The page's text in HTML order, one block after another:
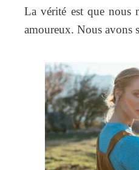
La vérité est que nous
amoureux. Nous avons